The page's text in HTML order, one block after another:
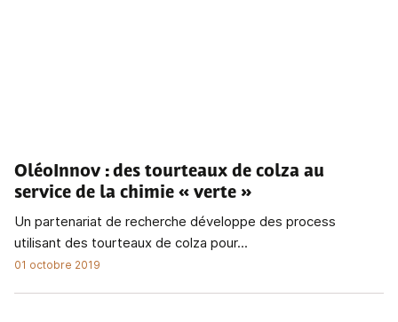
OléoInnov : des tourteaux de colza au
service de la chimie « verte »
Un partenariat de recherche développe des process
utilisant des tourteaux de colza pour...
01 octobre 2019